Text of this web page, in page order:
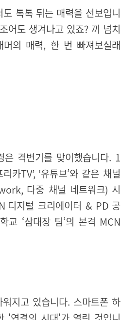
톡톡 튀는 매력을 선보입니
어도 생겨나고 있죠? 끼 넘치
머의 매력, 한 번 빠져보실래
격변기를 맞이했습니다. 1
카TV’, ‘유튜브’와 같은 채널
다중 채널 네트워크) 시
디지털 크리에이터 & PD 공
교 ‘삼대장 팀’의 본격 MCN
지고 있습니다. 스마트폰 하
'연결의 시대'가 열린 것입니